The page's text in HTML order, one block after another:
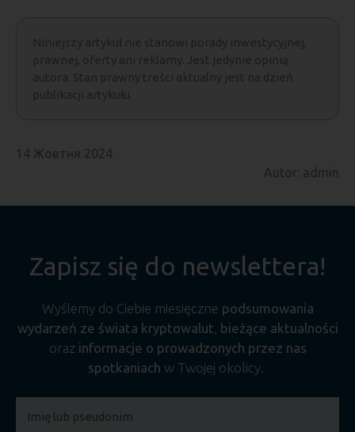
Niniejszy artykuł nie stanowi porady inwestycyjnej,
prawnej, oferty ani reklamy. Jest jedynie opinią
autora. Stan prawny treści aktualny jest na dzień
publikacji artykułu.
14 Жовтня 2024
Autor: admin
Zapisz się do newslettera!
Wyślemy do Ciebie miesięczne podsumowania
wydarzeń ze świata kryptowalut, bieżące aktualności
oraz informacje o prowadzonych przez nas
spotkaniach w Twojej okolicy.